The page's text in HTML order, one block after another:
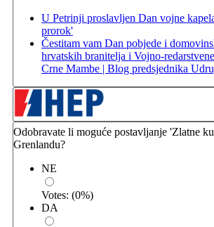
U Petrinji proslavljen Dan vojne
prorok'
Čestitam vam Dan pobjede i
hrvatskih branitelja i Vojno-
Crne Mambe | Blog predsjednika
Odobravate li moguće postavljanje 'Zlatne
Grenlandu?
NE
Votes: (0%)
DA